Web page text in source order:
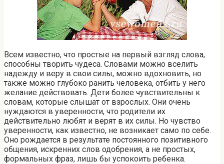
Всем известно, что простые на первый взгляд слова,
способны творить чудеса. Словами можно вселить
надежду и веру в свои силы, можно вдохновить, но
также можно глубоко ранить человека, отбить у него
желание действовать. Дети более чувствительны к
словам, которые слышат от взрослых. Они очень
нуждаются в уверенности, что родители их
действительно любят и верят в их силы. Но чувство
уверенности, как известно, не возникает само по себе.
Оно рождается в результате постоянного позитивного
общения, искренних слов одобрения, а не простых,
формальных фраз, лишь бы успокоить ребенка.